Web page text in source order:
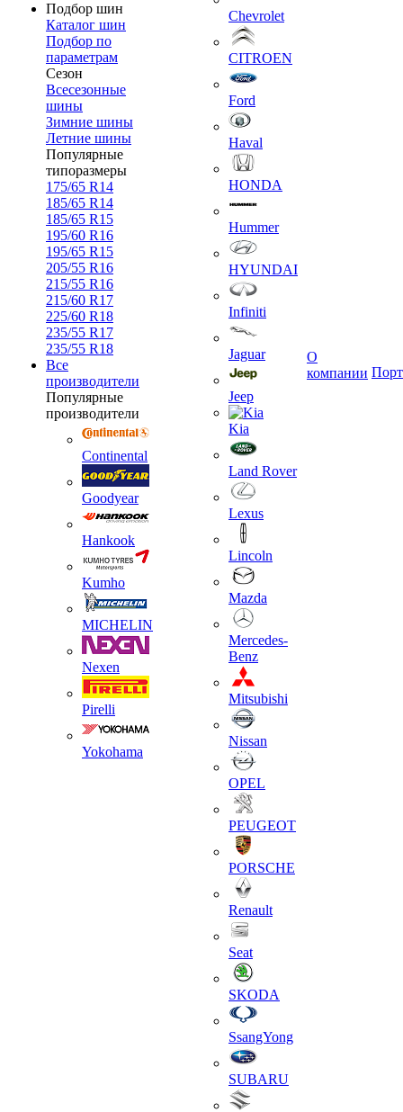
Подбор шин
Каталог шин
Подбор по
параметрам
Сезон
Всесезонные
шины
Зимние шины
Летние шины
Популярные
типоразмеры
175/65 R14
185/65 R14
185/65 R15
195/60 R16
195/65 R15
205/55 R16
215/55 R16
215/60 R17
225/60 R18
235/55 R17
235/55 R18
Все
производители
Популярные
производители
Continental
Goodyear
Hankook
Kumho
MICHELIN
Nexen
Pirelli
Yokohama
Chevrolet
CITROEN
Ford
Haval
HONDA
Hummer
HYUNDAI
Infiniti
Jaguar
Jeep
Kia
Land Rover
Lexus
Lincoln
Mazda
Mercedes-
Benz
Mitsubishi
Nissan
OPEL
PEUGEOT
PORSCHE
Renault
Seat
SKODA
SsangYong
SUBARU
О
компании